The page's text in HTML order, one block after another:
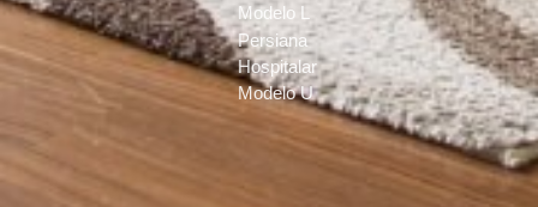
Modelo L
Persiana
Hospitalar
Modelo U